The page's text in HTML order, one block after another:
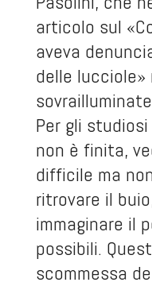
articolo sul
aveva
delle
Per gli
non è finita,
difficile ma
ritrovare il
immaginare il
possibili.
scommessa